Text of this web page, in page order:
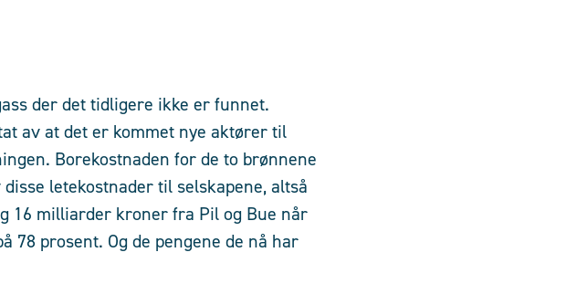
der det tidligere ikke er funnet.
av at det er kommet nye aktører til
Borekostnaden for de to brønnene
letekostnader til selskapene, altså
16 milliarder kroner fra Pil og Bue når
78 prosent. Og de pengene de nå har